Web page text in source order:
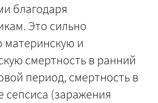
благодаря
Это сильно
материнскую и
смертность в ранний
период, смертность в
сепсиса (заражения